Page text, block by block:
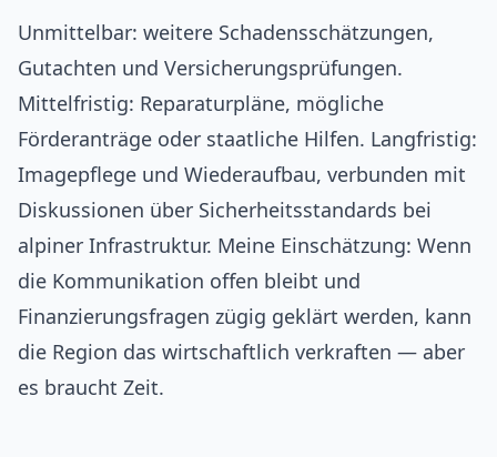
Unmittelbar: weitere Schadensschätzungen,
Gutachten und Versicherungsprüfungen.
Mittelfristig: Reparaturpläne, mögliche
Förderanträge oder staatliche Hilfen. Langfristig:
Imagepflege und Wiederaufbau, verbunden mit
Diskussionen über Sicherheitsstandards bei
alpiner Infrastruktur. Meine Einschätzung: Wenn
die Kommunikation offen bleibt und
Finanzierungsfragen zügig geklärt werden, kann
die Region das wirtschaftlich verkraften — aber
es braucht Zeit.